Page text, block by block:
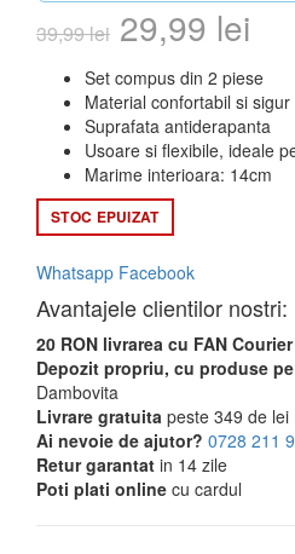
39,99lei Prețul
inițial
a
fost:
39,99 lei.
29,99 lei
Set compus din 2 piese
Material confortabil si sigur
Suprafata antiderapanta
Usoare si flexibile, ideale
Marime interioara: 14cm
STOC EPUIZAT
Whatsapp Facebook
Avantajele clientilor nostri:
20 RON livrarea cu FAN Courier
Depozit propriu, cu produse
Dambovita
Livrare gratuita peste 349 de lei
Ai nevoie de ajutor? 0728 211
Retur garantat in 14 zile
Poti plati online cu cardul